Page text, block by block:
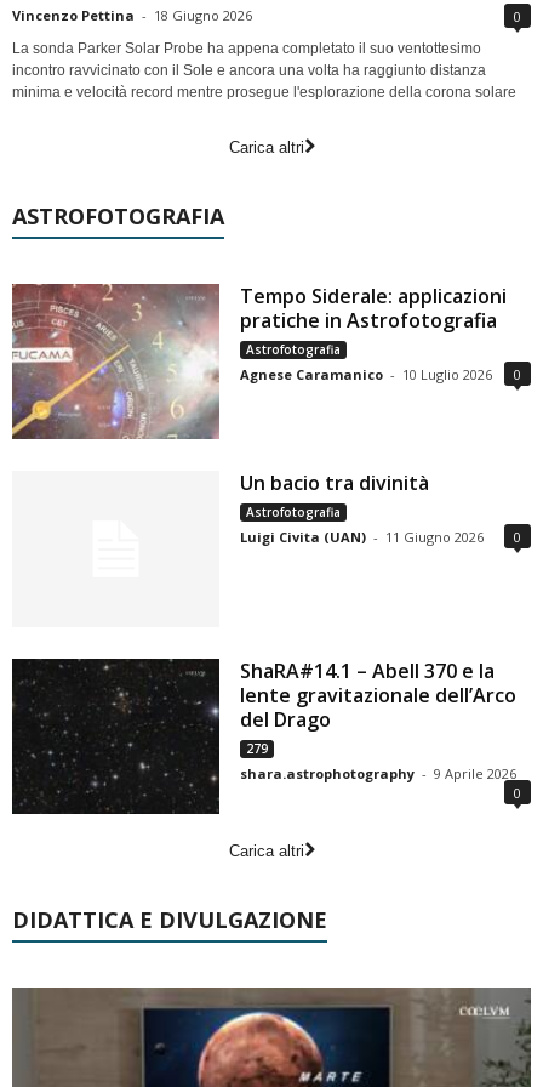
Vincenzo Pettina - 18 Giugno 2026 0
La sonda Parker Solar Probe ha appena completato il suo ventottesimo
incontro ravvicinato con il Sole e ancora una volta ha raggiunto distanza
minima e velocità record mentre prosegue l'esplorazione della corona solare
Carica altri
ASTROFOTOGRAFIA
Tempo Siderale: applicazioni
pratiche in Astrofotografia
Astrofotografia
Agnese Caramanico - 10 Luglio 2026 0
Un bacio tra divinità
Astrofotografia
Luigi Civita (UAN) - 11 Giugno 2026 0
ShaRA#14.1 – Abell 370 e la
lente gravitazionale dell’Arco
del Drago
279
shara.astrophotography - 9 Aprile 2026
0
Carica altri
DIDATTICA E DIVULGAZIONE